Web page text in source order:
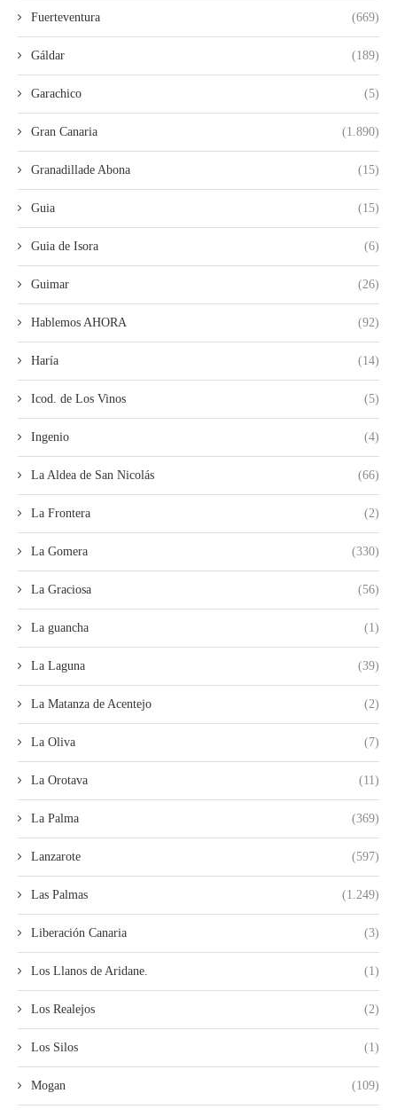
Fuerteventura (669)
Gáldar (189)
Garachico (5)
Gran Canaria (1.890)
Granadillade Abona (15)
Guia (15)
Guia de Isora (6)
Guimar (26)
Hablemos AHORA (92)
Haría (14)
Icod. de Los Vinos (5)
Ingenio (4)
La Aldea de San Nicolás (66)
La Frontera (2)
La Gomera (330)
La Graciosa (56)
La guancha (1)
La Laguna (39)
La Matanza de Acentejo (2)
La Oliva (7)
La Orotava (11)
La Palma (369)
Lanzarote (597)
Las Palmas (1.249)
Liberación Canaria (3)
Los Llanos de Aridane. (1)
Los Realejos (2)
Los Silos (1)
Mogan (109)